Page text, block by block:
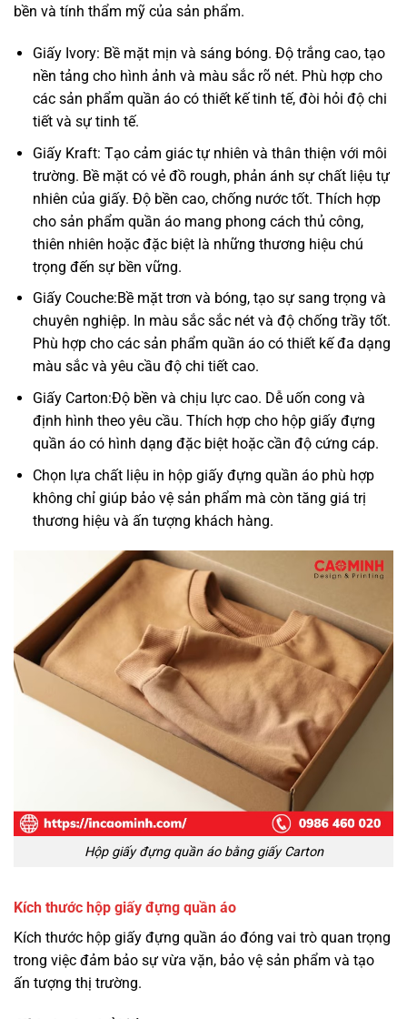
bền và tính thẩm mỹ của sản phẩm.
Giấy Ivory: Bề mặt mịn và sáng bóng. Độ trắng cao, tạo
nền tảng cho hình ảnh và màu sắc rõ nét. Phù hợp cho
các sản phẩm quần áo có thiết kế tinh tế, đòi hỏi độ chi
tiết và sự tinh tế.
Giấy Kraft: Tạo cảm giác tự nhiên và thân thiện với môi
trường. Bề mặt có vẻ đồ rough, phản ánh sự chất liệu tự
nhiên của giấy. Độ bền cao, chống nước tốt. Thích hợp
cho sản phẩm quần áo mang phong cách thủ công,
thiên nhiên hoặc đặc biệt là những thương hiệu chú
trọng đến sự bền vững.
Giấy Couche:Bề mặt trơn và bóng, tạo sự sang trọng và
chuyên nghiệp. In màu sắc sắc nét và độ chống trầy tốt.
Phù hợp cho các sản phẩm quần áo có thiết kế đa dạng
màu sắc và yêu cầu độ chi tiết cao.
Giấy Carton:Độ bền và chịu lực cao. Dễ uốn cong và
định hình theo yêu cầu. Thích hợp cho hộp giấy đựng
quần áo có hình dạng đặc biệt hoặc cần độ cứng cáp.
Chọn lựa chất liệu in hộp giấy đựng quần áo phù hợp
không chỉ giúp bảo vệ sản phẩm mà còn tăng giá trị
thương hiệu và ấn tượng khách hàng.
Hộp giấy đựng quần áo bằng giấy Carton
Kích thước hộp giấy đựng quần áo
Kích thước hộp giấy đựng quần áo đóng vai trò quan trọng
trong việc đảm bảo sự vừa vặn, bảo vệ sản phẩm và tạo
ấn tượng thị trường.